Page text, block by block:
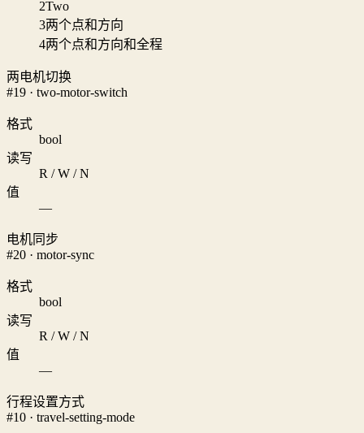
2Two
3两个点和方向
4两个点和方向和全程
两电机切换
#19 · two-motor-switch
格式
bool
读写
R / W / N
值
—
电机同步
#20 · motor-sync
格式
bool
读写
R / W / N
值
—
行程设置方式
#10 · travel-setting-mode